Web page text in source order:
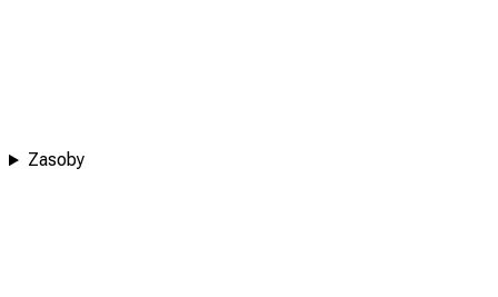
Zasoby